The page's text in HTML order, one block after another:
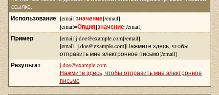
ссылке.
Использование [email]значение[/email]
[email=Опция]значение[/email]
Пример
[email]j.doe@example.com[/email]
[email=j.doe@example.com]Нажмите здесь, чтобы
отправить мне электронное письмо[/email]
Результат
j.doe@example.com
Нажмите здесь, чтобы отправить мне электронное
письмо